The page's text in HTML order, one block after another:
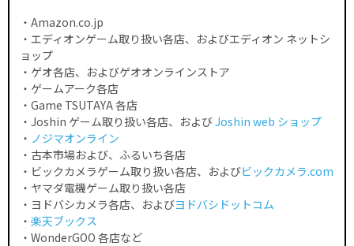
・Amazon.co.jp
・エディオンゲーム取り扱い各店、およびエディオン ネットシ
ョップ
・ゲオ各店、およびゲオオンラインストア
・ゲームアーク各店
・Game TSUTAYA 各店
・Joshin ゲーム取り扱い各店、およびJoshin web ショップ
・ ノジマオンライン
・古本市場および、ふるいち各店
・ビックカメラゲーム取り扱い各店、およびビックカメラ.com
・ヤマダ電機ゲーム取り扱い各店
・ヨドバシカメラ各店、およびヨドバシドットコム
・ 楽天ブックス
・WonderGOO 各店など